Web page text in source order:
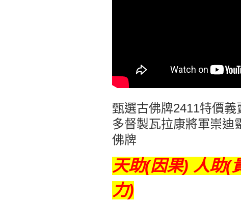
甄選古佛牌2411特價
多督製瓦拉康將軍崇迪
佛牌
天助(因果) 人助(
力)